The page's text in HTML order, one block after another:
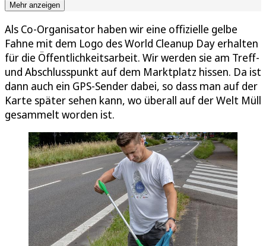
Mehr anzeigen
Als Co-Organisator haben wir eine offizielle gelbe
Fahne mit dem Logo des World Cleanup Day erhalten
für die Öffentlichkeitsarbeit. Wir werden sie am Treff-
und Abschlusspunkt auf dem Marktplatz hissen. Da ist
dann auch ein GPS-Sender dabei, so dass man auf der
Karte später sehen kann, wo überall auf der Welt Müll
gesammelt worden ist.